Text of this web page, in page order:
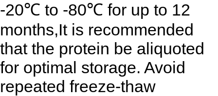
-20℃ to -80℃ for up to 12
months,It is recommended
that the protein be aliquoted
for optimal storage. Avoid
repeated freeze-thaw